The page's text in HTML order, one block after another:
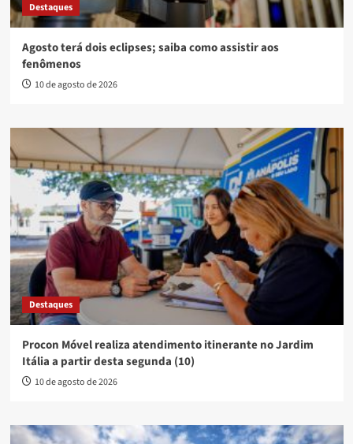
Destaques
Agosto terá dois eclipses; saiba como assistir aos
fenômenos
10 de agosto de 2026
Destaques
Procon Móvel realiza atendimento itinerante no Jardim
Itália a partir desta segunda (10)
10 de agosto de 2026